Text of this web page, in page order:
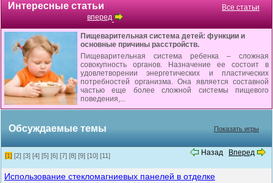
Интересные статьи
вперед
Все статьи
Пищеварительная система детей: функции и
основные причины расстройств.
Пищеварительная система ребенка – сложная
совокупность орга­нов. Назначение ее состоит в
удовлетворении энергетических и пла­стических
потребностей организма. Она является составной
частью еще более сложной системы пищевого
поведения,...
Обсуждаемые темы Показать игры
Назад Вперед
[1] [2] [3] [4] [5] [6] [7] [8] [9] [10] [11]
Использование стекломагниевых панелей в отделке